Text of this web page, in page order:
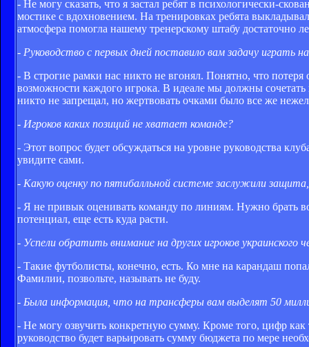
- Не могу сказать, что я застал ребят в психологически-
мостике с вдохновением. На тренировках ребята
атмосфера помогла нашему тренерскому штабу достаточно
- Руководство с первых дней поставило вам задачу играть
- В строгие рамки нас никто не вгонял. Понятно, что
возможности каждого игрока. В идеале мы должны
никто не запрещал, но жертвовать очками было все же
- Игроков каких позиций не хватает команде?
- Этот вопрос будет обсуждаться на уровне руководства
увидите сами.
- Какую оценку по пятибалльной системе заслужили
- Я не привык оценивать команду по линиям. Нужно брать
потенциал, еще есть куда расти.
- Успели обратить внимание на других игроков
- Такие футболисты, конечно, есть. Ко мне на карандаш
Фамилии, позвольте, называть не буду.
- Была информация, что на трансферы вам выделят 50
- Не могу озвучить конкретную сумму. Кроме того, цифр
руководство будет варьировать сумму бюджета по мере